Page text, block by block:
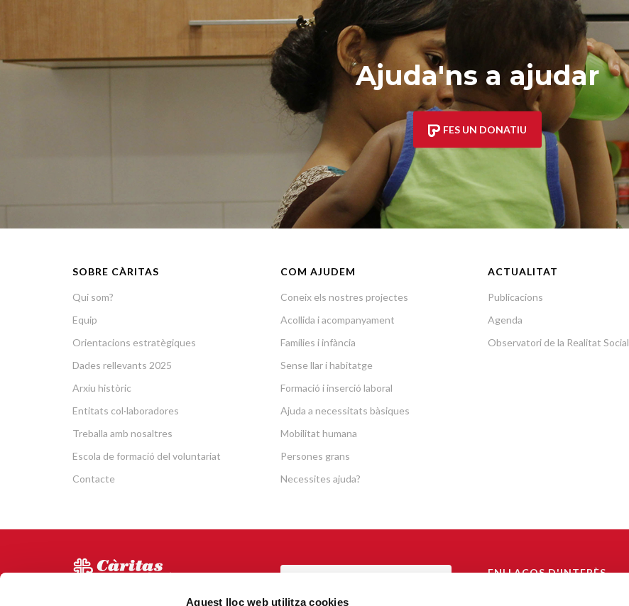
Aquest lloc web utilitza cookies
Ajuda'ns a ajudar
FES UN DONATIU
SOBRE CÀRITAS
Qui som?
Equip
Orientacions estratègiques
Dades rellevants 2025
Arxiu històric
Entitats col·laboradores
Treballa amb nosaltres
Escola de formació del voluntariat
Contacte
COM AJUDEM
Coneix els nostres projectes
Acollida i acompanyament
Famílies i infància
Sense llar i habitatge
Formació i inserció laboral
Ajuda a necessitats bàsiques
Mobilitat humana
Persones grans
Necessites ajuda?
ACTUALITAT
Publicacions
Agenda
Observatori de la Realitat Social
Via Laietana 5, Entl.
ENLLAÇOS D'INTERÈS